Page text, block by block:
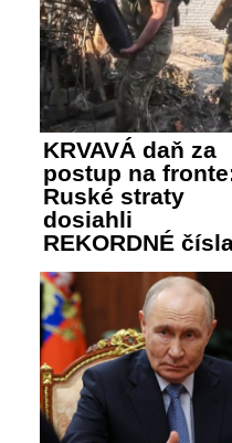
KRVAVÁ daň za
postup na
Ruské straty
dosiahli
REKORDNÉ